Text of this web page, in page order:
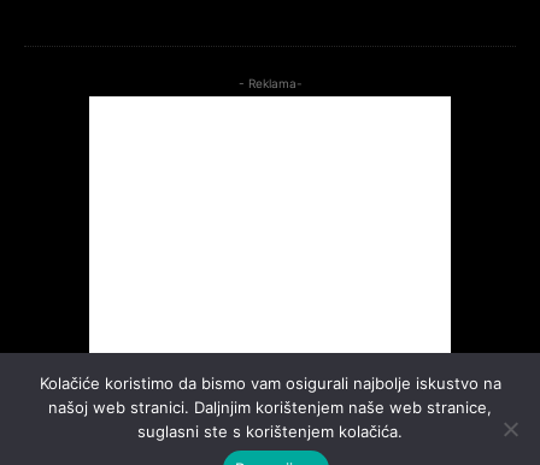
- Reklama-
Kolačiće koristimo da bismo vam osigurali najbolje iskustvo na
našoj web stranici. Daljnjim korištenjem naše web stranice,
suglasni ste s korištenjem kolačića.